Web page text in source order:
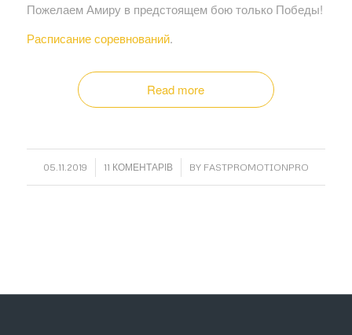
Пожелаем Амиру в предстоящем бою только Победы!
Расписание соревнований.
Read more
05.11.2019
/ 11 КОМЕНТАРІВ
/ BY FASTPROMOTIONPRO